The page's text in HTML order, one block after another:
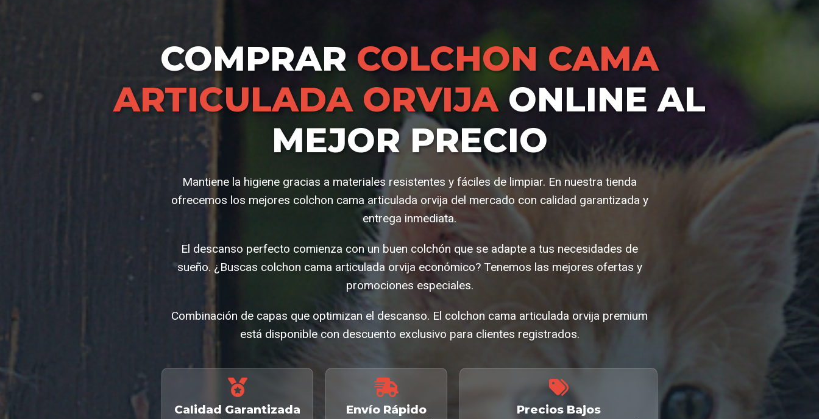
COMPRAR COLCHON CAMA
ARTICULADA ORVIJAONLINE AL
MEJOR PRECIO
Mantiene la higiene gracias a materiales resistentes y fáciles de limpiar. En nuestra tienda
ofrecemos los mejores colchon cama articulada orvija del mercado con calidad garantizada y
entrega inmediata.
El descanso perfecto comienza con un buen colchón que se adapte a tus necesidades de
sueño. ¿Buscas colchon cama articulada orvija económico? Tenemos las mejores ofertas y
promociones especiales.
Combinación de capas que optimizan el descanso. El colchon cama articulada orvija premium
está disponible con descuento exclusivo para clientes registrados.
Calidad Garantizada
Envío Rápido
Precios Bajos